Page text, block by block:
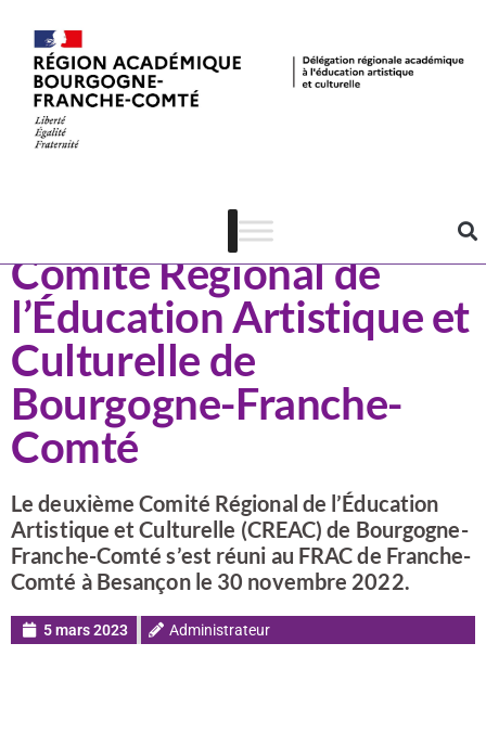
Compte rendu du 2
Comité Régional de
l’Éducation Artistique et
Culturelle de
Bourgogne-Franche-
Comté
Le deuxième Comité Régional de l’Éducation
Artistique et Culturelle (CREAC) de Bourgogne-
Franche-Comté s’est réuni au FRAC de Franche-
Comté à Besançon le 30 novembre 2022.
5 mars 2023 Administrateur